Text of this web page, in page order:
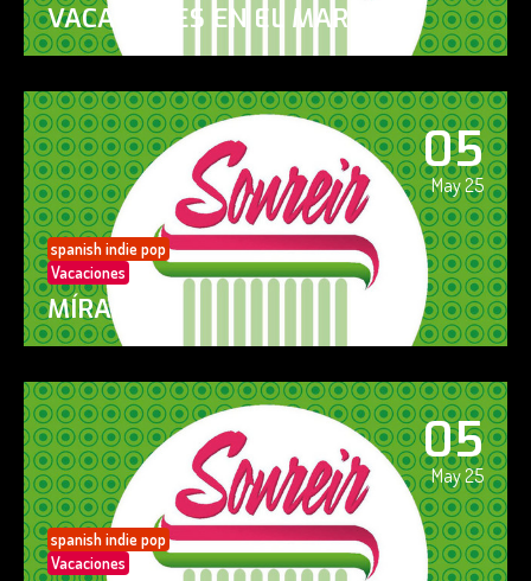
VACACIONES EN EL MAR
05
May 25
spanish indie pop
Vacaciones
MÍRAME
05
May 25
spanish indie pop
Vacaciones